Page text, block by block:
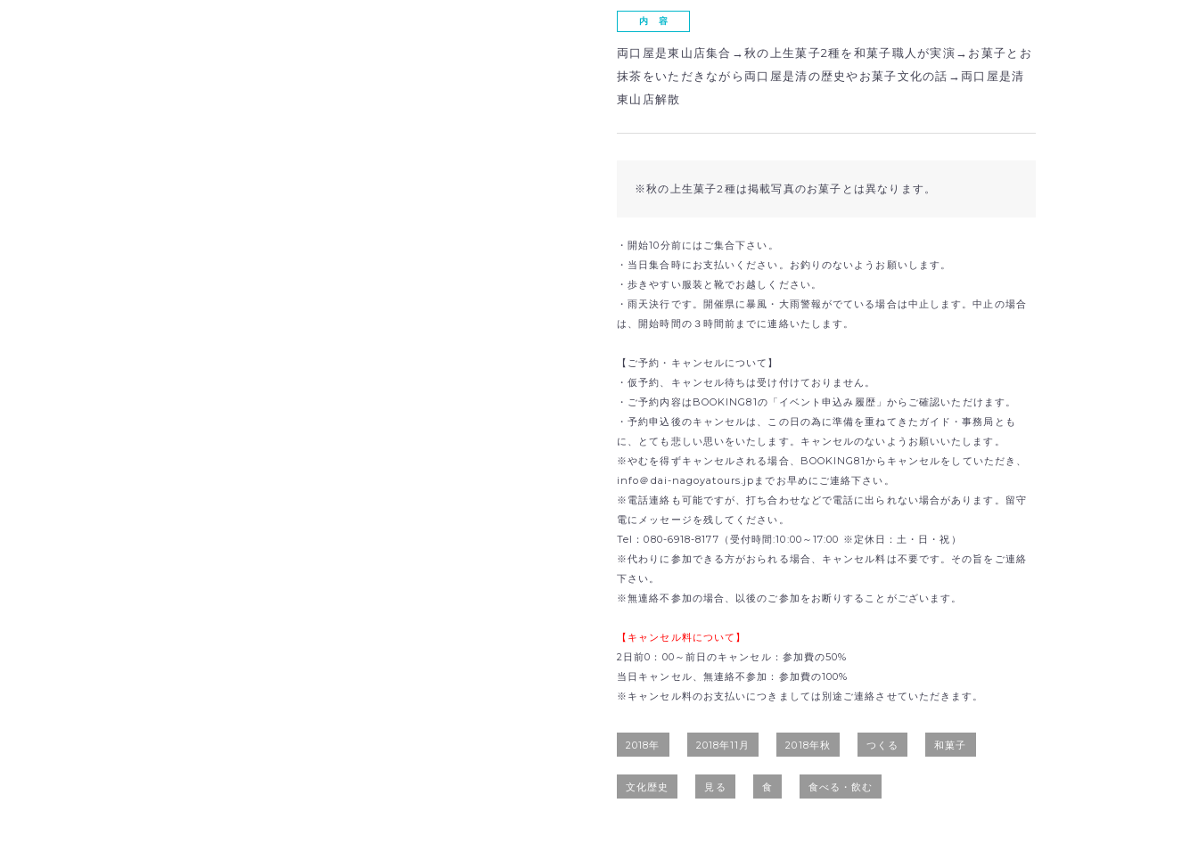
内 容
両口屋是東山店集合→秋の上生菓子2種を和菓子職人が実演→お菓子とお
抹茶をいただきながら両口屋是清の歴史やお菓子文化の話→両口屋是清
東山店解散
※秋の上生菓子2種は掲載写真のお菓子とは異なります。
・開始10分前にはご集合下さい。
・当日集合時にお支払いください。お釣りのないようお願いします。
・歩きやすい服装と靴でお越しください。
・雨天決行です。開催県に暴風・大雨警報がでている場合は中止します。中止の場合
は、開始時間の３時間前までに連絡いたします。
【ご予約・キャンセルについて】
・仮予約、キャンセル待ちは受け付けておりません。
・ご予約内容はBOOKING81の「イベント申込み履歴」からご確認いただけます。
・予約申込後のキャンセルは、この日の為に準備を重ねてきたガイド・事務局とも
に、とても悲しい思いをいたします。キャンセルのないようお願いいたします。
※やむを得ずキャンセルされる場合、BOOKING81からキャンセルをしていただき、
info＠dai-nagoyatours.jpまでお早めにご連絡下さい。
※電話連絡も可能ですが、打ち合わせなどで電話に出られない場合があります。留守
電にメッセージを残してください。
Tel：080-6918-8177（受付時間:10:00～17:00 ※定休日：土・日・祝）
※代わりに参加できる方がおられる場合、キャンセル料は不要です。その旨をご連絡
下さい。
※無連絡不参加の場合、以後のご参加をお断りすることがございます。
【キャンセル料について】
2日前0：00～前日のキャンセル：参加費の50%
当日キャンセル、無連絡不参加：参加費の100%
※キャンセル料のお支払いにつきましては別途ご連絡させていただきます。
2018年 2018年11月 2018年秋 つくる 和菓子
文化歴史 見る 食 食べる・飲む